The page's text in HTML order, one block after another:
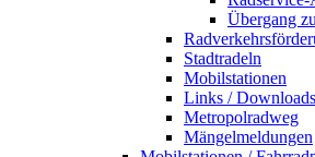
Übergang
Stadtradeln
Mobilstationen
Links / Downloads
Metropolradweg
Mängelmeldungen